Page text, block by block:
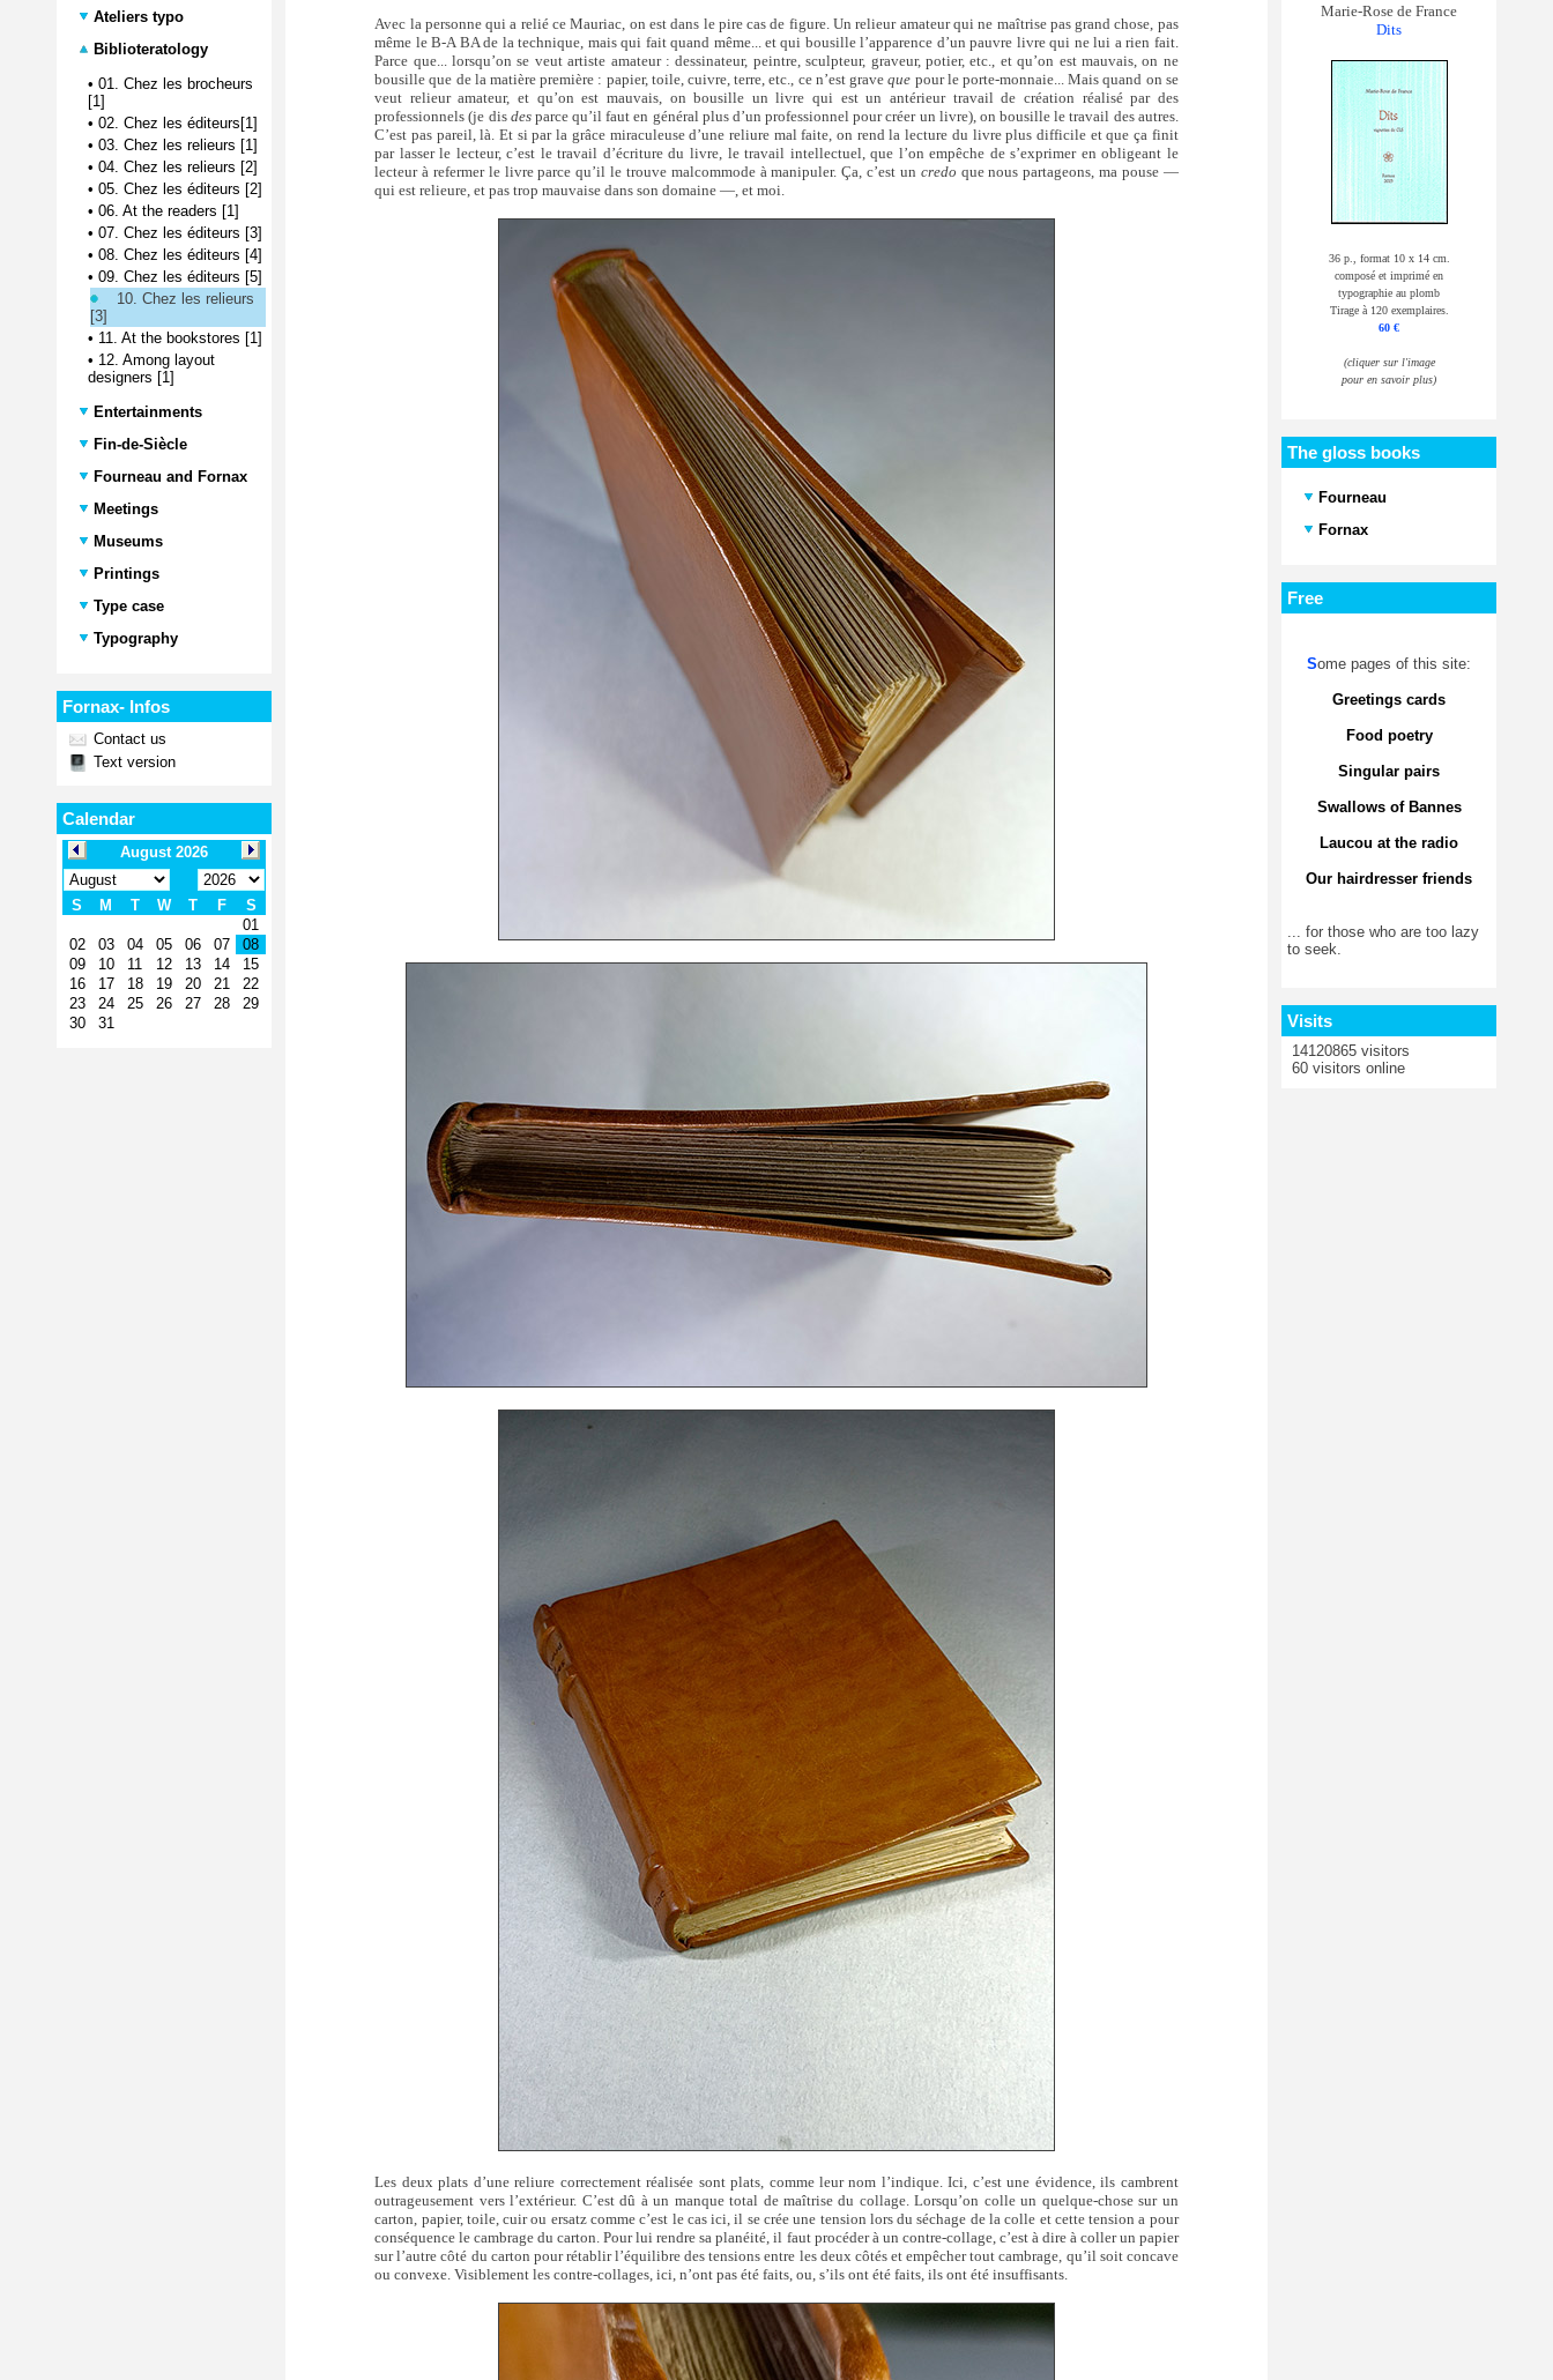
Ateliers typo
Biblioteratology
• 01. Chez les brocheurs
[1]
• 02. Chez les éditeurs[1]
• 03. Chez les relieurs [1]
• 04. Chez les relieurs [2]
• 05. Chez les éditeurs [2]
• 06. At the readers [1]
• 07. Chez les éditeurs [3]
• 08. Chez les éditeurs [4]
• 09. Chez les éditeurs [5]
10. Chez les relieurs
[3]
• 11. At the bookstores [1]
• 12. Among layout
designers [1]
Entertainments
Fin-de-Siècle
Fourneau and Fornax
Meetings
Museums
Printings
Type case
Typography
Fornax- Infos
Contact us
Text version
Calendar
Avec la personne qui a relié ce Mauriac, on est dans le pire cas de figure. Un relieur amateur qui ne maîtrise pas grand chose, pas
même le B-A BA de la technique, mais qui fait quand même... et qui bousille l’apparence d’un pauvre livre qui ne lui a rien fait.
Parce que... lorsqu’on se veut artiste amateur : dessinateur, peintre, sculpteur, graveur, potier, etc., et qu’on est mauvais, on ne
bousille que de la matière première : papier, toile, cuivre, terre, etc., ce n’est graveque pour le porte-monnaie... Mais quand on se
veut relieur amateur, et qu’on est mauvais, on bousille un livre qui est un antérieur travail de création réalisé par des
professionnels (je dis desparce qu’il faut en général plus d’un professionnel pour créer un livre), on bousille le travail des autres.
C’est pas pareil, là. Et si par la grâce miraculeuse d’une reliure mal faite, on rend la lecture du livre plus difficile et que ça finit
par lasser le lecteur, c’est le travail d’écriture du livre, le travail intellectuel, que l’on empêche de s’exprimer en obligeant le
lecteur à refermer le livre parce qu’il le trouve malcommode à manipuler. Ça, c’est un credo que nous partageons, ma pouse —
qui est relieure, et pas trop mauvaise dans son domaine —, et moi.
Les deux plats d’une reliure correctement réalisée sont plats, comme leur nom l’indique. Ici, c’est une évidence, ils cambrent
outrageusement vers l’extérieur. C’est dû à un manque total de maîtrise du collage. Lorsqu’on colle un quelque-chose sur un
carton, papier, toile, cuir ou ersatz comme c’est le cas ici, il se crée une tension lors du séchage de la colle et cette tension a pour
conséquence le cambrage du carton. Pour lui rendre sa planéité, il faut procéder à un contre-collage, c’est à dire à coller un papier
sur l’autre côté du carton pour rétablir l’équilibre des tensions entre les deux côtés et empêcher tout cambrage, qu’il soit concave
ou convexe. Visiblement les contre-collages, ici, n’ont pas été faits, ou, s’ils ont été faits, ils ont été insuffisants.
Marie-Rose de France
Dits
36 p., format 10 x 14 cm.
composé et imprimé en
typographie au plomb
Tirage à 120 exemplaires.
60 €
(cliquer sur l'image
pour en savoir plus)
The gloss books
Fourneau
Fornax
Free
Some pages of this site:
Greetings cards
Food poetry
Singular pairs
Swallows of Bannes
Laucou at the radio
Our hairdresser friends
... for those who are too lazy
to seek.
Visits
14120865 visitors
60 visitors online